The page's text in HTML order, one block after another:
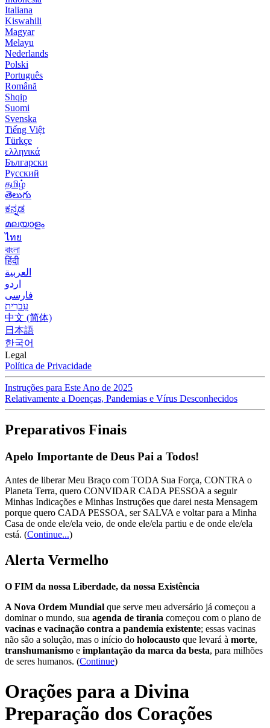
Italiana
Kiswahili
Magyar
Melayu
Nederlands
Polski
Português
Română
Shqip
Suomi
Svenska
Tiếng Việt
Türkçe
ελληνικά
Български
Русский
தமிழ்
తెలుగు
ಕನ್ನಡ
മലയാളം
ไทย
বাংলা
हिंदी
العربية
اردو
فارسی
עִברִית
中文 (简体)
日本語
한국어
Legal
Política de Privacidade
Instruções para Este Ano de 2025
Relativamente a Doenças, Pandemias e Vírus Desconhecidos
Preparativos Finais
Apelo Importante de Deus Pai a Todos!
Antes de liberar Meu Braço com TODA Sua Força, CONTRA o
Planeta Terra, quero CONVIDAR CADA PESSOA a seguir
Minhas Indicações e Minhas Instruções que darei nesta Mensagem
porque quero CADA PESSOA, ser SALVA e voltar para a Minha
Casa de onde ele/ela veio, de onde ele/ela partiu e de onde ele/ela
está. (Continue...)
Alerta Vermelho
O FIM da nossa Liberdade, da nossa Existência
A Nova Ordem Mundial que serve meu adversário já começou a
dominar o mundo, sua agenda de tirania começou com o plano de
vacinas e vacinação contra a pandemia existente; essas vacinas
não são a solução, mas o início do holocausto que levará à morte,
transhumanismo e implantação da marca da besta, para milhões
de seres humanos. (Continue)
Orações para a Divina
Preparação dos Corações